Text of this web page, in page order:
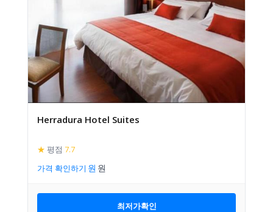
Herradura Hotel Suites
★ 평점 7.7
가격 확인하기
최저가확인